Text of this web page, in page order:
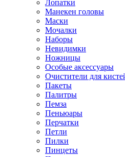
Лопатки
Манекен головы
Маски
Мочалки
Наборы
Невидимки
Ножницы
Особые аксессуары
Очистители для
Пакеты
Палитры
Пемза
Пеньюары
Перчатки
Петли
Пилки
Пинцеты